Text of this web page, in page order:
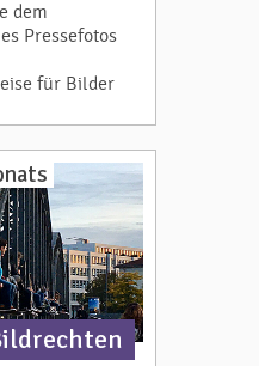
dem
Pressefotos
für Bilder